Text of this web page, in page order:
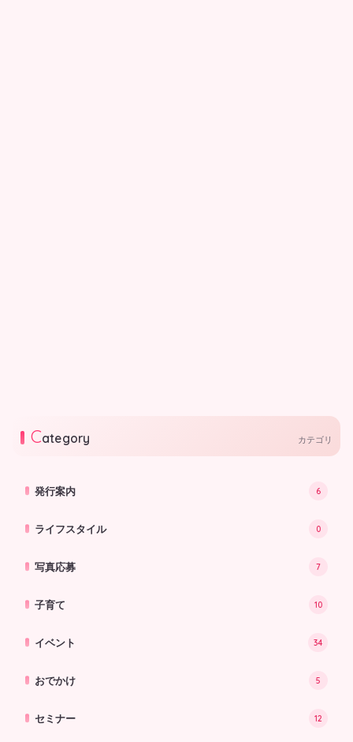
Category カテゴリ
発行案内 6
ライフスタイル 0
写真応募 7
子育て 10
イベント 34
おでかけ 5
セミナー 12